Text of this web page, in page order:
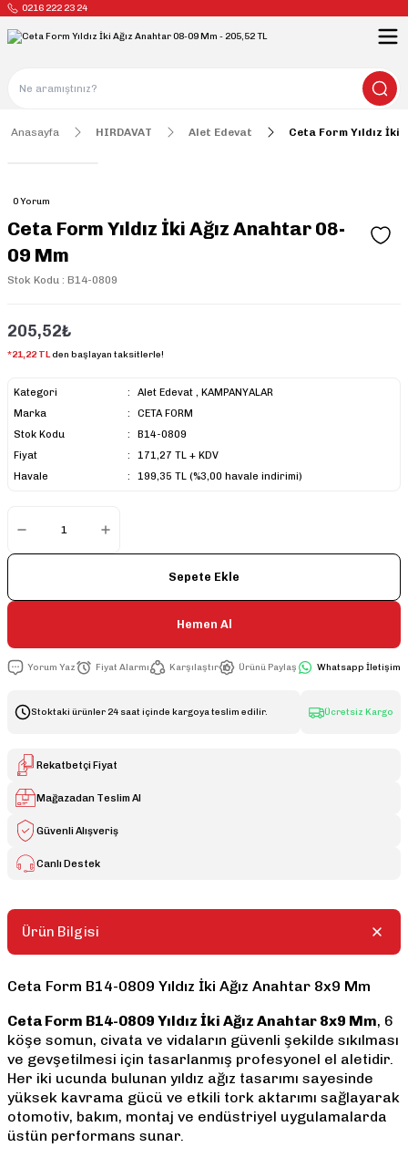
0216 222 23 24
Anasayfa HIRDAVAT Alet Edevat Ceta Form Yıldız İki
0 Yorum
Ceta Form Yıldız İki Ağız Anahtar 08-
09 Mm
Stok Kodu : B14-0809
205,52₺
*21,22 TLden başlayan taksitlerle!
Kategori Alet Edevat ,KAMPANYALAR
Marka
CETA FORM
Stok Kodu
B14-0809
Fiyat
171,27 TL + KDV
Havale
199,35 TL (%3,00 havale indirimi)
Sepete Ekle
Hemen Al
Yorum Yaz Fiyat Alarmı Karşılaştır Ürünü Paylaş Whatsapp İletişim
Stoktaki ürünler 24 saat içinde kargoya teslim edilir. Ücretsiz Kargo
Rekatbetçi Fiyat
Mağazadan Teslim Al
Güvenli Alışveriş
Canlı Destek
Ürün Bilgisi
Ceta Form B14-0809 Yıldız İki Ağız Anahtar 8x9 Mm
Ceta Form B14-0809 Yıldız İki Ağız Anahtar 8x9 Mm, 6
köşe somun, civata ve vidaların güvenli şekilde sıkılması
ve gevşetilmesi için tasarlanmış profesyonel el aletidir.
Her iki ucunda bulunan yıldız ağız tasarımı sayesinde
yüksek kavrama gücü ve etkili tork aktarımı sağlayarak
otomotiv, bakım, montaj ve endüstriyel uygulamalarda
üstün performans sunar.